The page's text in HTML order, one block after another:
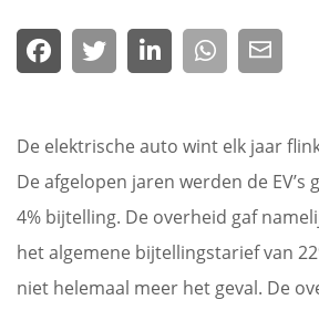
De elektrische auto wint elk jaar
De afgelopen jaren werden de EV’s
4% bijtelling. De overheid gaf
het algemene bijtellingstarief van
niet helemaal meer het geval. De